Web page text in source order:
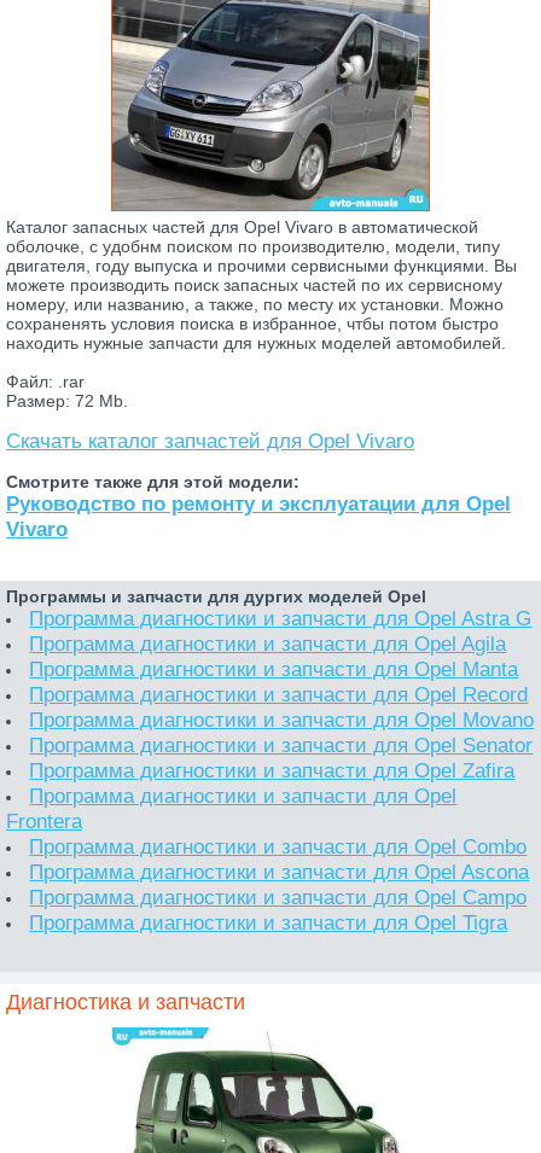
Каталог запасных частей для Opel Vivaro в автоматической
оболочке, с удобнм поиском по производителю, модели, типу
двигателя, году выпуска и прочими сервисными функциями. Вы
можете производить поиск запасных частей по их сервисному
номеру, или названию, а также, по месту их установки. Можно
сохраненять условия поиска в избранное, чтбы потом быстро
находить нужные запчасти для нужных моделей автомобилей.
Файл: .rar
Размер: 72 Mb.
Скачать каталог запчастей для Opel Vivaro
Смотрите также для этой модели:
Руководство по ремонту и эксплуатации для Opel
Vivaro
Программы и запчасти для дургих моделей Opel
Программа диагностики и запчасти для Opel Astra G
Программа диагностики и запчасти для Opel Agila
Программа диагностики и запчасти для Opel Manta
Программа диагностики и запчасти для Opel Record
Программа диагностики и запчасти для Opel Movano
Программа диагностики и запчасти для Opel Senator
Программа диагностики и запчасти для Opel Zafira
Программа диагностики и запчасти для Opel
Frontera
Программа диагностики и запчасти для Opel Combo
Программа диагностики и запчасти для Opel Ascona
Программа диагностики и запчасти для Opel Campo
Программа диагностики и запчасти для Opel Tigra
Диагностика и запчасти